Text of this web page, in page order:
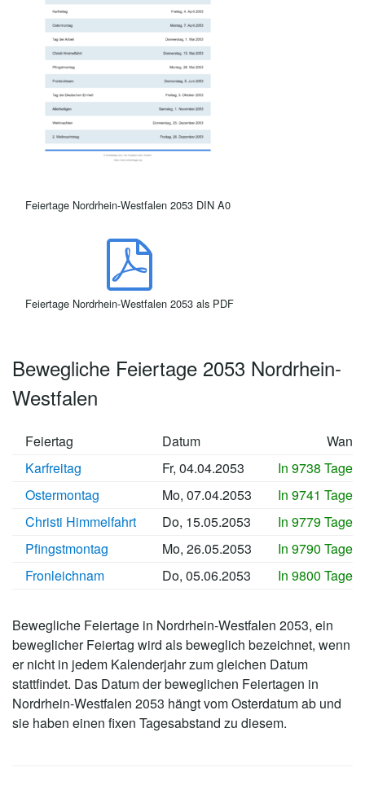
Feiertage Nordrhein-Westfalen 2053 DIN A0
Feiertage Nordrhein-Westfalen 2053 als PDF
Bewegliche Feiertage 2053 Nordrhein-
Westfalen
Feiertag Datum
Wann
Karfreitag
Fr, 04.04.2053
In 9738 Tagen
Ostermontag
Mo, 07.04.2053
In 9741 Tagen
Christi Himmelfahrt
Do, 15.05.2053
In 9779 Tagen
Pfingstmontag
Mo, 26.05.2053
In 9790 Tagen
Fronleichnam
Do, 05.06.2053 In 9800 Tagen
Bewegliche Feiertage in Nordrhein-Westfalen 2053, ein
beweglicher Feiertag wird als beweglich bezeichnet, wenn
er nicht in jedem Kalenderjahr zum gleichen Datum
stattfindet. Das Datum der beweglichen Feiertagen in
Nordrhein-Westfalen 2053 hängt vom Osterdatum ab und
sie haben einen fixen Tagesabstand zu diesem.